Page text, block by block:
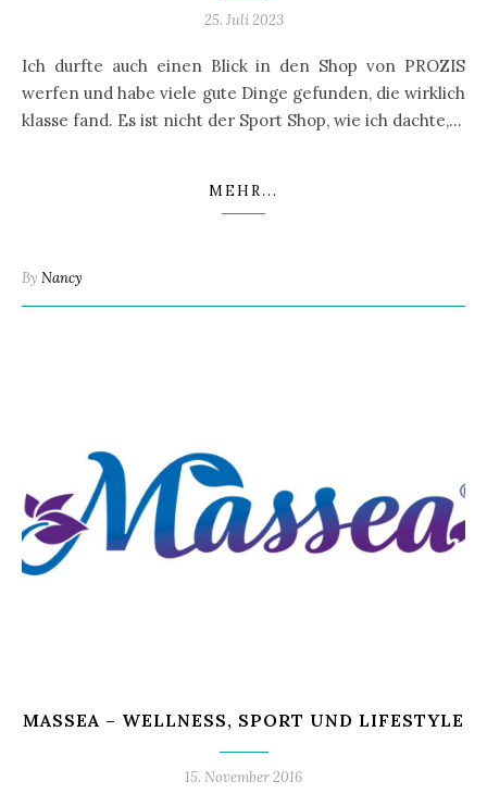
25. Juli 2023
Ich durfte auch einen Blick in den Shop von PROZIS
werfen und habe viele gute Dinge gefunden, die wirklich
klasse fand. Es ist nicht der Sport Shop, wie ich dachte,…
MEHR...
By Nancy
MASSEA – WELLNESS, SPORT UND LIFESTYLE
15. November 2016